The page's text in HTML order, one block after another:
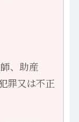
、助産
罪又は不正